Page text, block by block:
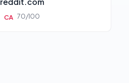
CA 70/100